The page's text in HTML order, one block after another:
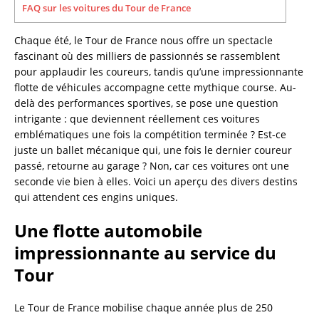
FAQ sur les voitures du Tour de France
Chaque été, le Tour de France nous offre un spectacle
fascinant où des milliers de passionnés se rassemblent
pour applaudir les coureurs, tandis qu’une impressionnante
flotte de véhicules accompagne cette mythique course. Au-
delà des performances sportives, se pose une question
intrigante : que deviennent réellement ces voitures
emblématiques une fois la compétition terminée ? Est-ce
juste un ballet mécanique qui, une fois le dernier coureur
passé, retourne au garage ? Non, car ces voitures ont une
seconde vie bien à elles. Voici un aperçu des divers destins
qui attendent ces engins uniques.
Une flotte automobile
impressionnante au service du
Tour
Le Tour de France mobilise chaque année plus de 250